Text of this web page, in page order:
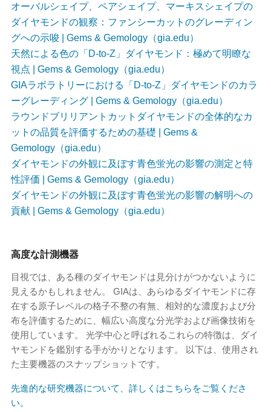
オーバルシェイプ、ペアシェイプ、マーキスシェイプの
ダイヤモンドの観察：ファンシーカットのグレーディン
グへの示唆 | Gems & Gemology（gia.edu）
天然による色の「D-to-Z」ダイヤモンド：極めて明瞭な
視点 | Gems & Gemology（gia.edu）
GIAラボラトリーにおける「D-to-Z」ダイヤモンドのカラ
ーグレーディング | Gems & Gemology（gia.edu）
ラウンドブリリアントカットダイヤモンドの全体的なカ
ットの品質を評価するための基礎 | Gems &
Gemology（gia.edu）
ダイヤモンドの外観に及ぼす青色蛍光の影響の測定と特
性評価 | Gems & Gemology（gia.edu）
ダイヤモンドの外観に及ぼす青色蛍光の影響の解明への
貢献 | Gems & Gemology（gia.edu）
高度な計測機器
目視では、ある種のダイヤモンドは見分けがつかないように
見えるかもしれません。 GIAは、あらゆるダイヤモンドに存
在する原子レベルの格子不整の有無、相対的な濃度および分
布を評価するために、幅広い高度な分光学および画像技術を
使用しています。 光学中心と呼ばれるこれらの特徴は、ダイ
ヤモンドを鑑別する手がかりとなります。 以下は、使用され
た主要機器のスナップショットです。
先進的な研究機器について、詳しくはこちらをご覧くださ
い。